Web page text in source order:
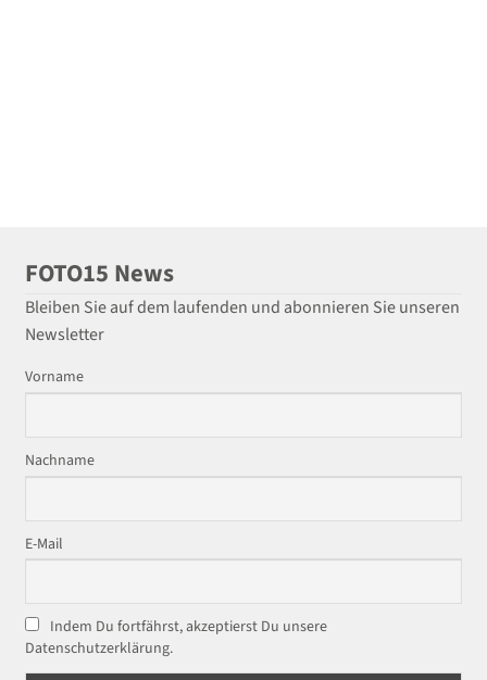
FOTO15 News
Bleiben Sie auf dem laufenden und abonnieren Sie unseren
Newsletter
Vorname
Nachname
E-Mail
Indem Du fortfährst, akzeptierst Du unsere
Datenschutzerklärung.